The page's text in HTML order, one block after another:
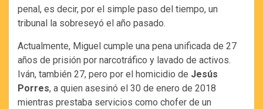
penal, es decir, por el simple paso del tiempo, un
tribunal la sobreseyó el año pasado.
Actualmente, Miguel cumple una pena unificada de 27
años de prisión por narcotráfico y lavado de activos.
Iván, también 27, pero por el homicidio de Jesús
Porres, a quien asesinó el 30 de enero de 2018
mientras prestaba servicios como chofer de un